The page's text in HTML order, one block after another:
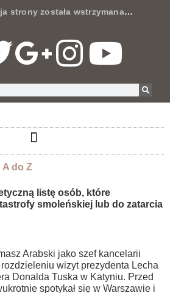
została wstrzymana…
do Z
listę osób, które
smoleńskiej lub do zatarcia
Arabski jako szef kancelarii
rozdzieleniu wizyt prezydenta Lecha
Donalda Tuska w Katyniu. Przed
spotykał się w Warszawie i